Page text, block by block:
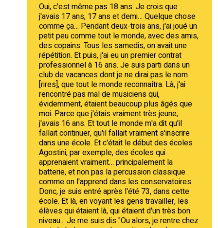
Oui, c'est même pas 18 ans. Je crois que
j'avais 17 ans, 17 ans et demi… Quelque chose
comme ça… Pendant deux-trois ans, j'ai joué un
petit peu comme tout le monde, avec des amis,
des copains. Tous les samedis, on avait une
répétition. Et puis, j'ai eu un premier contrat
professionnel à 16 ans. Je suis parti dans un
club de vacances dont je ne dirai pas le nom
[rires], que tout le monde reconnaîtra. Là, j'ai
rencontré pas mal de musiciens qui,
évidemment, étaient beaucoup plus âgés que
moi. Parce que j'étais vraiment très jeune,
j'avais 16 ans. Et tout le monde m'a dit qu'il
fallait continuer, qu'il fallait vraiment s'inscrire
dans une école. Et c'était le début des écoles
Agostini, par exemple, des écoles qui
apprenaient vraiment… principalement la
batterie, et non pas la percussion classique
comme on l'apprend dans les conservatoires.
Donc, je suis entré après l'été 73, dans cette
école. Et là, en voyant les gens travailler, les
élèves qui étaient là, qui étaient d'un très bon
niveau... Je me suis dis "Ou alors, je rentre chez